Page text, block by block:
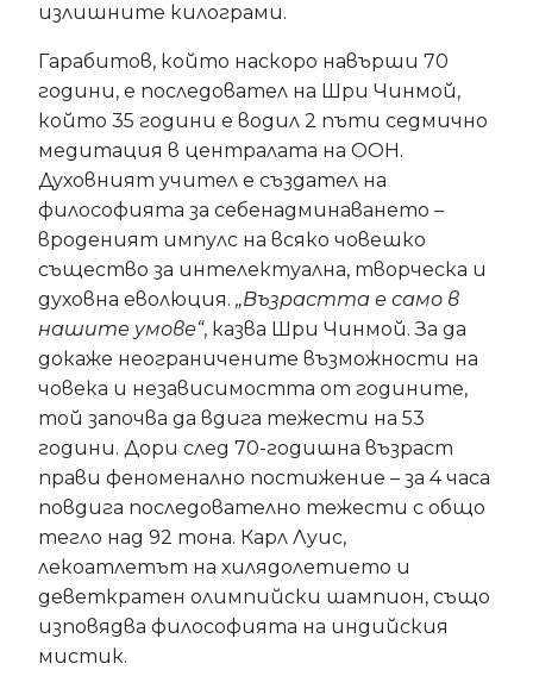
излишните килограми.
Гарабитов, който наскоро навърши 70
години, е последовател на Шри Чинмой,
който 35 години е водил 2 пъти седмично
медитация в централата на ООН.
Духовният учител е създател на
философията за себенадминаването –
вроденият импулс на всяко човешко
същество за интелектуална, творческа и
духовна еволюция. „Възрастта е само в
нашите умове“, казва Шри Чинмой. За да
докаже неограничените възможности на
човека и независимостта от годините,
той започва да вдига тежести на 53
години. Дори след 70-годишна възраст
прави феноменално постижение – за 4 часа
повдига последователно тежести с общо
тегло над 92 тона. Карл Луис,
лекоатлетът на хилядолетието и
деветкратен олимпийски шампион, също
изповядва философията на индийския
мистик.